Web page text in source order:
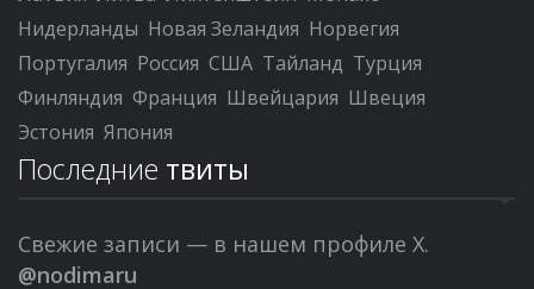
Нидерланды Новая Зеландия Норвегия
Португалия Россия США Тайланд Турция
Финляндия Франция Швейцария Швеция
Эстония Япония
Последние твиты
Свежие записи — в нашем профиле X.
@nodimaru